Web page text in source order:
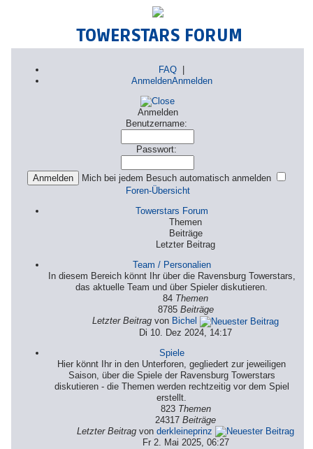
TOWERSTARS FORUM
FAQ |
AnmeldenAnmelden
Anmelden
Benutzername:
Passwort:
Mich bei jedem Besuch automatisch anmelden
Foren-Übersicht
Towerstars Forum
Themen
Beiträge
Letzter Beitrag
Team / Personalien
In diesem Bereich könnt Ihr über die Ravensburg Towerstars,
das aktuelle Team und über Spieler diskutieren.
84 Themen
8785 Beiträge
Letzter Beitrag von Bichel
Di 10. Dez 2024, 14:17
Spiele
Hier könnt Ihr in den Unterforen, gegliedert zur jeweiligen
Saison, über die Spiele der Ravensburg Towerstars
diskutieren - die Themen werden rechtzeitig vor dem Spiel
erstellt.
823 Themen
24317Beiträge
Letzter Beitrag vonderkleineprinz
Fr 2. Mai 2025, 06:27